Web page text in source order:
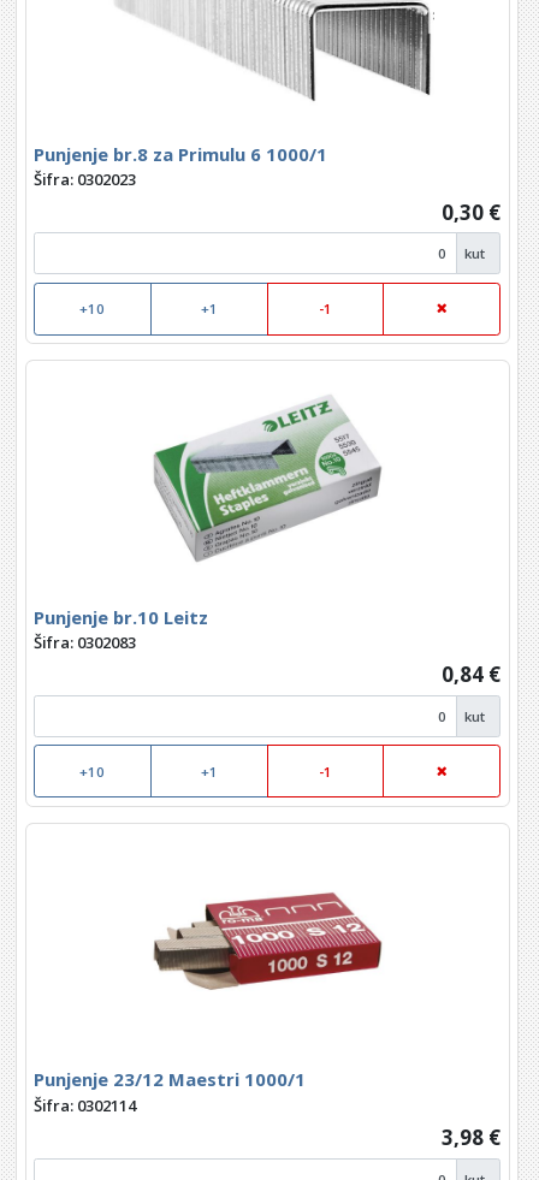
Punjenje br.8 za Primulu 6 1000/1
Šifra: 0302023
0,30 €
kut
+10 +1 -1
Punjenje br.10 Leitz
Šifra: 0302083
0,84 €
kut
+10 +1 -1
Punjenje 23/12 Maestri 1000/1
Šifra: 0302114
3,98 €